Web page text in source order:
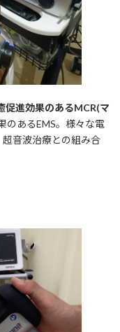
促進効果のあるMCR(マ
のあるEMS。様々な電
音波治療との組み合